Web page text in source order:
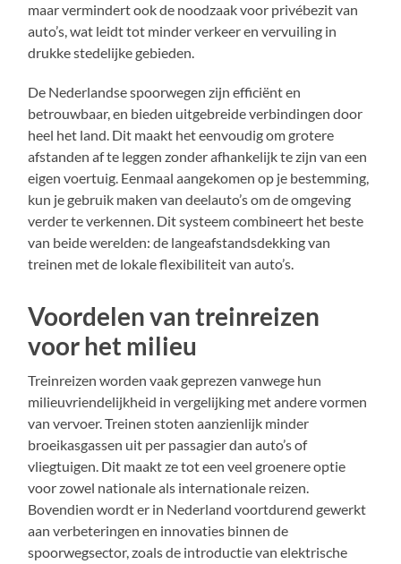
maar vermindert ook de noodzaak voor privébezit van
auto’s, wat leidt tot minder verkeer en vervuiling in
drukke stedelijke gebieden.
De Nederlandse spoorwegen zijn efficiënt en
betrouwbaar, en bieden uitgebreide verbindingen door
heel het land. Dit maakt het eenvoudig om grotere
afstanden af te leggen zonder afhankelijk te zijn van een
eigen voertuig. Eenmaal aangekomen op je bestemming,
kun je gebruik maken van deelauto’s om de omgeving
verder te verkennen. Dit systeem combineert het beste
van beide werelden: de langeafstandsdekking van
treinen met de lokale flexibiliteit van auto’s.
Voordelen van treinreizen
voor het milieu
Treinreizen worden vaak geprezen vanwege hun
milieuvriendelijkheid in vergelijking met andere vormen
van vervoer. Treinen stoten aanzienlijk minder
broeikasgassen uit per passagier dan auto’s of
vliegtuigen. Dit maakt ze tot een veel groenere optie
voor zowel nationale als internationale reizen.
Bovendien wordt er in Nederland voortdurend gewerkt
aan verbeteringen en innovaties binnen de
spoorwegsector, zoals de introductie van elektrische